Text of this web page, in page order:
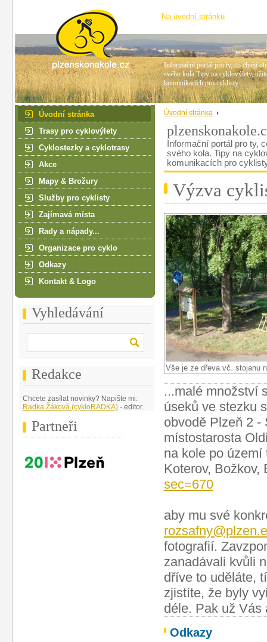
Na úvodní stránku
Informační portál pro ty, co chtějí
svého kola.Tipy na cyklovýlety,
komunikacích pro cyklisty
Úvodní stránka
Trasy pro cyklovýlety
Cyklostezky a cyklotrasy
Akce
Mapy & Brožury
Služby pro cyklisty
Zajímavá místa
Rady a nápady...
Organizace pro cyklo
Odkazy
Kontakt & Logo
Vyhledávání
Redakce
Chcete zasílat novinky? Napište mi:
Radka Žáková (cykloRADKA) - editor.
Partneři
Úvodní stránka
Informační portál pro ty,
svého kola. Tipy na
komunikacích pro
Výzva
Vše je ze dřeva vč. stojanu
...malé množství
úseků ve stezku
obvodě Plzeň 2 -
místostarosta
na kole po území
Koterov, Božkov,
sec=670
aby mu své
fotografií.
zanadávali kvůli
dříve to uděláte,
zjistíte, že byly
déle. Pak už Vás
Odkazy